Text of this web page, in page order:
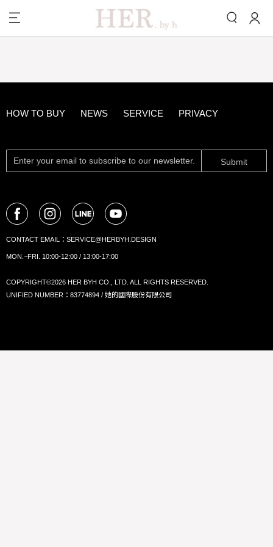
HOW TO BUY NEWS SERVICE PRIVACY
Submit
CONTACT EMAIL： SERVICE@HERBYH.DESIGN
MON.~FRI. 10:00-12:00 / 13:00-17:00
COPYRIGHT©2026 HER BYH CO., LTD. ALL RIGHTS RESERVED.
UNIFIED NUMBER：83774894 / 她的國際股份有限公司